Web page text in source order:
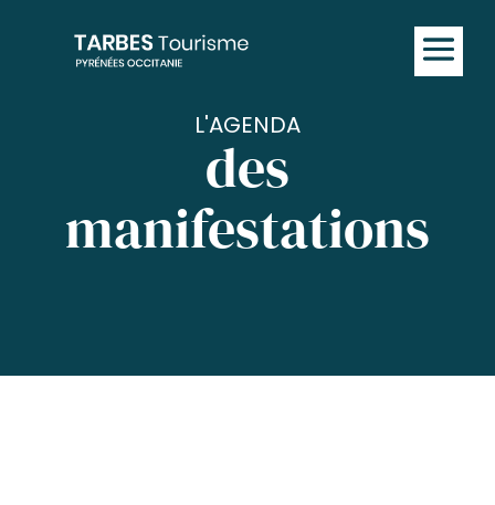
L'AGENDA
des
manifestations